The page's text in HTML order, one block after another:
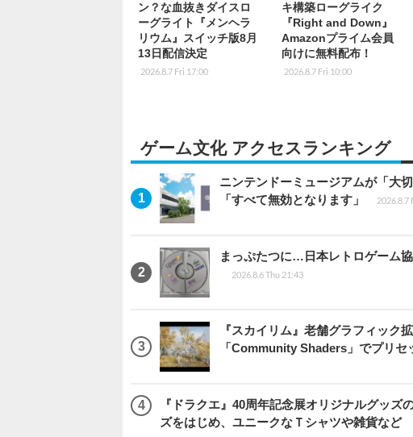
ン？な血抜きダイスロ
ーグライト『メンヘラ
リウム』スイッチ版8月
13日配信決定
2026.8.7 Fri 17:00
キ構築ローグライク
『Right and Down』
Amazonプライム会員
向けに無料配布！
2026.8.7 Fri 10:00
ゲーム文化 アクセスランキング
ニンテンドーミュージアムが「大
「すべて無効となります」
2026.8.7
まっぷたつに…日本レトロゲーム
2026.8.6 Thu 21:43
『スカイリム』老舗グラフィック
「Community Shaders」でプリセ
『ドラクエ』40周年記念展オリジナルグッ
ズをはじめ、ユニークなＴシャツや雑貨など